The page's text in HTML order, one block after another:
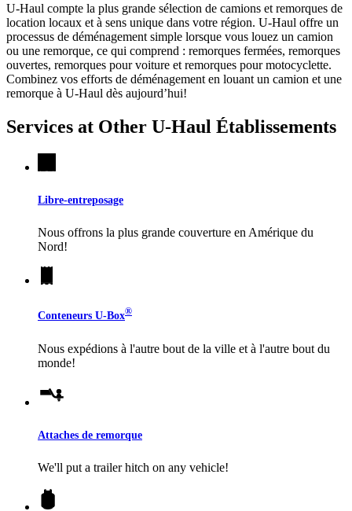
U-Haul compte la plus grande sélection de camions et remorques de
location locaux et à sens unique dans votre région. U-Haul offre un
processus de déménagement simple lorsque vous louez un camion
ou une remorque, ce qui comprend : remorques fermées, remorques
ouvertes, remorques pour voiture et remorques pour motocyclette.
Combinez vos efforts de déménagement en louant un camion et une
remorque à U-Haul dès aujourd’hui!
Services at Other U-Haul Établissements
Libre-entreposage
Nous offrons la plus grande couverture en Amérique du
Nord!
Conteneurs U-Box®
Nous expédions à l'autre bout de la ville et à l'autre bout du
monde!
Attaches de remorque
We'll put a trailer hitch on any vehicle!